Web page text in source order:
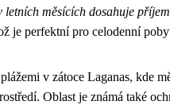
letních měsících dosahuje
je perfektní pro celodenní
v zátoce Laganas, kde
Oblast je známá také